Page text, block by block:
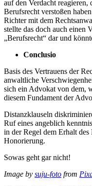
auf den Verdacht reagieren,
Berufsrecht verstoßen
Richter mit dem
stellte das doch auch einen
„Berufsrecht“ dar und
Conclusio
Basis des Vertrauens der
anwaltliche
sich ein Advokat von dem,
diesem Fundament der
Distanzklauseln
Ruf eines angeblich
in der Regel dem Erhalt
Honorierung.
Sowas geht gar nicht!
Image by suju-foto from